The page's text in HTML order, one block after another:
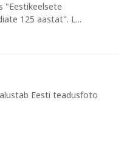
"Eestikeelsete
125 aastat". L...
Eesti teadusfoto